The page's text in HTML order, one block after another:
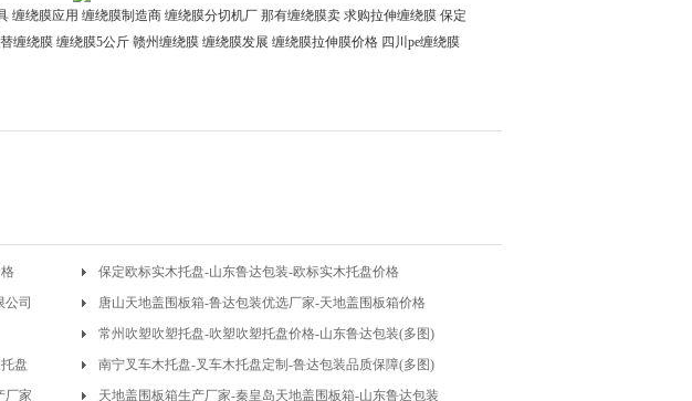
缠绕膜应用 缠绕膜制造商 缠绕膜分切机厂 那有缠绕膜卖 求购拉伸缠绕膜 保定
缠绕膜 缠绕膜5公斤 赣州缠绕膜 缠绕膜发展 缠绕膜拉伸膜价格 四川pe缠绕膜
保定欧标实木托盘-山东鲁达包装-欧标实木托盘价格
司
唐山天地盖围板箱-鲁达包装优选厂家-天地盖围板箱价格
常州吹塑吹塑托盘-吹塑吹塑托盘价格-山东鲁达包装(多图)
盘
南宁叉车木托盘-叉车木托盘定制-鲁达包装品质保障(多图)
厂家
天地盖围板箱生产厂家-秦皇岛天地盖围板箱-山东鲁达包装